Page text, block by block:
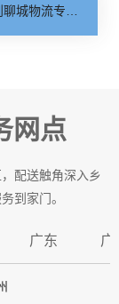
_全境到达「几天到达」
网点
配送触角深入乡
到家门。
广东 广